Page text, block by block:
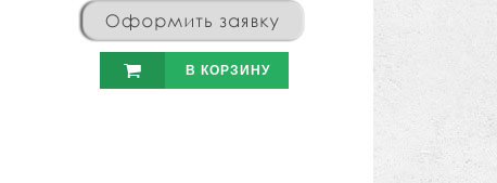
 В КОРЗИНУ